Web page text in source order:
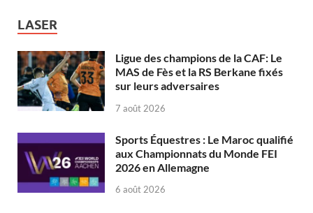
LASER
Ligue des champions de la CAF: Le
MAS de Fès et la RS Berkane fixés
sur leurs adversaires
7 août 2026
Sports Équestres : Le Maroc qualifié
aux Championnats du Monde FEI
2026 en Allemagne
6 août 2026